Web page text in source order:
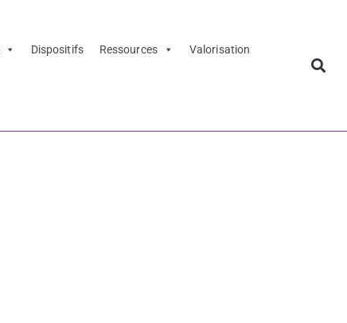
Dispositifs Ressources Valorisation